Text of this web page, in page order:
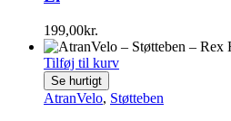
199,00kr.
Tilføj til kurv
Se hurtigt
AtranVelo, Støtteben